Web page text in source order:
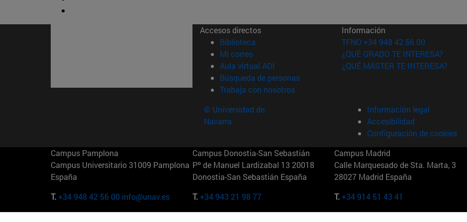
Accesos directos
Biblioteca (abre en nueva ventana)
Mi correo(abre en nueva ventana)
Aula virtual ADI (abre en nueva ventana)
Búsqueda de personas(abre en nueva ventana)
Trabaja con nosotros(abre en nueva ventana)
Información
TFNO +34 948 42 56 00
¿QUÉ GRADO TE INTERESA?
¿QUÉ MÁSTER TE INTERESA?
© Universidad de
Navarra
Información legal
Accesibilidad
Configuración de cookies
Campus Pamplona
Campus Universitario 31009 Pamplona
España
T.+34 948 42 56 00 info@unav.es
Campus Donostia-San Sebastián
Pº de Manuel Lardizabal 13 20018
Donostia-San Sebastián España
T.+34 943 21 98 77
Campus Madrid
Calle Marquesado de Sta. Marta, 3
28027 Madrid España
T.+34 914 51 43 41